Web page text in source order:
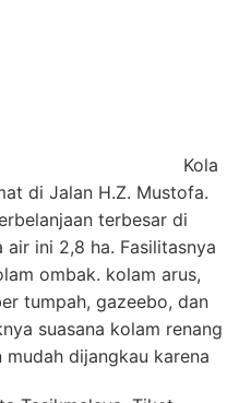
Kola
di Jalan H.Z. Mustofa.
terbesar di
ini 2,8 ha. Fasilitasnya
ombak. kolam arus,
tumpah, gazeebo, dan
suasana kolam renang
dijangkau karena